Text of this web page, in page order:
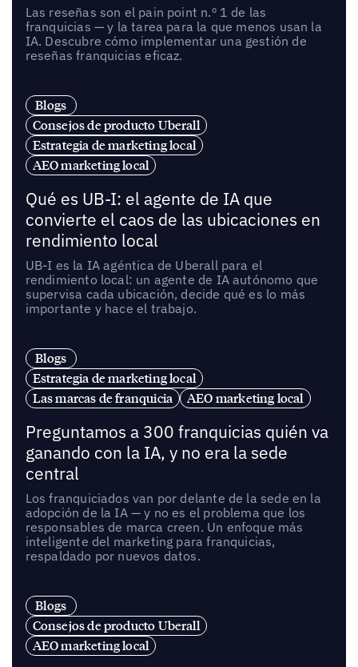
Las reseñas son el pain point n.º 1 de las
franquicias — y la tarea para la que menos usan la
IA. Descubre cómo implementar una gestión de
reseñas franquicias eficaz.
Blogs
Consejos de producto Uberall
Estrategia de marketing local
AEO marketing local
Qué es UB-I: el agente de IA que
convierte el caos de las ubicaciones en
rendimiento local
UB-I es la IA agéntica de Uberall para el
rendimiento local: un agente de IA autónomo que
supervisa cada ubicación, decide qué es lo más
importante y hace el trabajo.
Blogs
Estrategia de marketing local
Las marcas de franquicia
AEO marketing local
Preguntamos a 300 franquicias quién va
ganando con la IA, y no era la sede
central
Los franquiciados van por delante de la sede en la
adopción de la IA — y no es el problema que los
responsables de marca creen. Un enfoque más
inteligente del marketing para franquicias,
respaldado por nuevos datos.
Blogs
Consejos de producto Uberall
AEO marketing local